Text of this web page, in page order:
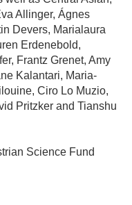
Allinger, Ágnes
Devers, Marialaura
Erdenebold,
Frantz Grenet, Amy
Kalantari, Maria-
Ciro Lo Muzio,
Pritzker and Tianshu
Science Fund